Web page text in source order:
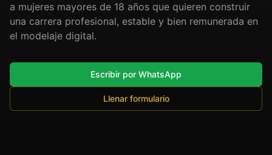
a mujeres mayores de 18 años que quieren construir
una carrera profesional, estable y bien remunerada en
el modelaje digital.
Escribir por WhatsApp
Llenar formulario